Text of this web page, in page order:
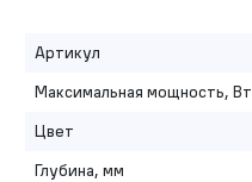
Артикул
Максимальная мощность, Вт
Цвет
Глубина, мм